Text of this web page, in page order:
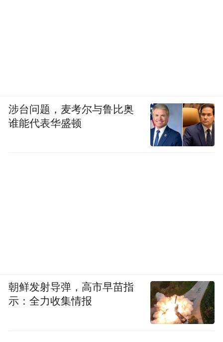
涉台问题，麦考尔与鲁比奥
谁能代表华盛顿
朝鲜发射导弹，高市早苗指
示：全力收集情报